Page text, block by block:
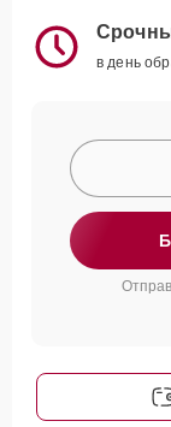
в день